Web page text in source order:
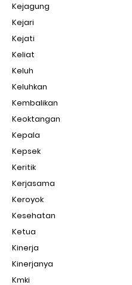
Kejagung
Kejari
Kejati
Keliat
Keluh
Keluhkan
Kembalikan
Keoktangan
Kepala
Kepsek
Keritik
Kerjasama
Keroyok
Kesehatan
Ketua
Kinerja
Kinerjanya
Kmki